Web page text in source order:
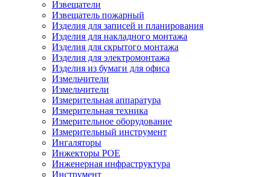
Извещатели
Извещатель пожарный
Изделия для записей и планирования
Изделия для накладного монтажа
Изделия для скрытого монтажа
Изделия для электромонтажа
Изделия из бумаги для офиса
Измельчители
Измельчители
Измерительная аппаратура
Измерительная техника
Измерительное оборудование
Измерительный инструмент
Ингаляторы
Инжекторы POE
Инженерная инфраструктура
Инструмент